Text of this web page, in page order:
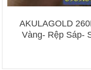
AKULAGOLD
Vàng- Rệp Sáp-